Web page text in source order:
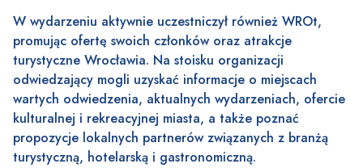
W wydarzeniu aktywnie uczestniczył również WROt,
promując ofertę swoich członków oraz atrakcje
turystyczne Wrocławia. Na stoisku organizacji
odwiedzający mogli uzyskać informacje o miejscach
wartych odwiedzenia, aktualnych wydarzeniach, ofercie
kulturalnej i rekreacyjnej miasta, a także poznać
propozycje lokalnych partnerów związanych z branżą
turystyczną, hotelarską i gastronomiczną.